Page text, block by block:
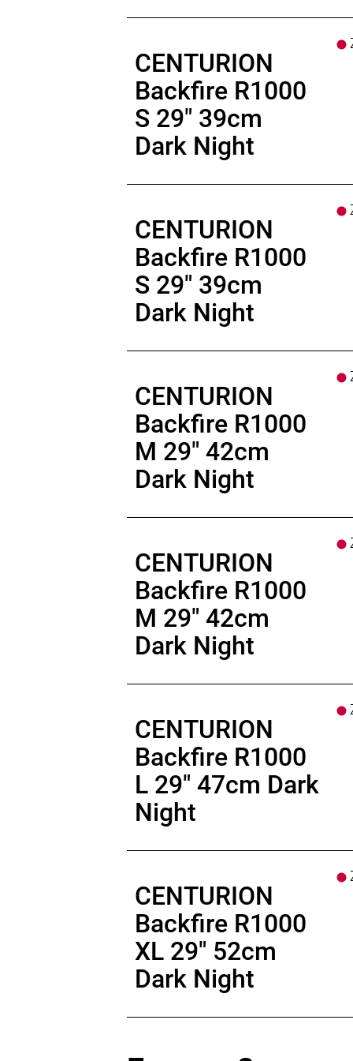
Motor: BOSCH Performance Line CX
Batteriekapazität: 600Wh
Display : BOSCH Purion 200
Ladegerät: BOSCH Standard
Empfehlung Mindest Körpergrösse
Empfehlung Maximal Körpergrösse
Gewicht: 23,6 kgkg
Zulässiges Gesamtgewicht
CENTURION
Backfire R1000
S 29" 39cm
Dark Night
CENTURION
Backfire R1000
S 29" 39cm
Dark Night
CENTURION
Backfire R1000
M 29" 42cm
Dark Night
CENTURION
Backfire R1000
M 29" 42cm
Dark Night
CENTURION
Backfire R1000
L 29" 47cm Dark
Night
CENTURION
Backfire R1000
XL 29" 52cm
Dark Night